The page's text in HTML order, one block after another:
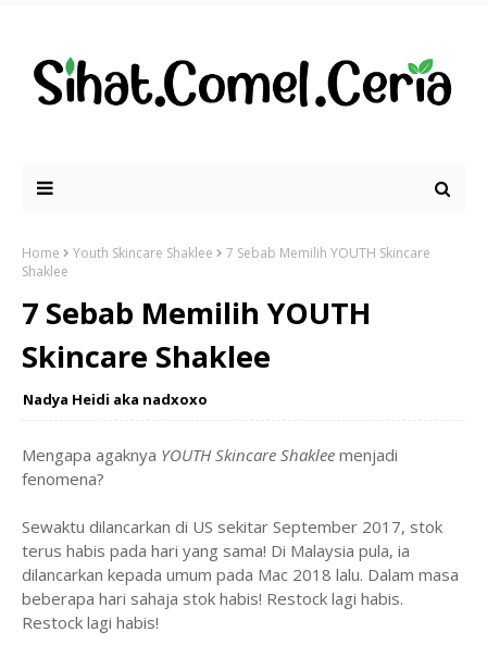
Home Youth Skincare Shaklee
7 Sebab Memilih YOUTH Skincare
Shaklee
7 Sebab Memilih YOUTH
Skincare Shaklee
Nadya Heidi aka nadxoxo
Mengapa agaknya YOUTH Skincare Shaklee menjadi
fenomena?
Sewaktu dilancarkan di US sekitar September 2017, stok
terus habis pada hari yang sama! Di Malaysia pula, ia
dilancarkan kepada umum pada Mac 2018 lalu. Dalam masa
beberapa hari sahaja stok habis! Restock lagi habis.
Restock lagi habis!